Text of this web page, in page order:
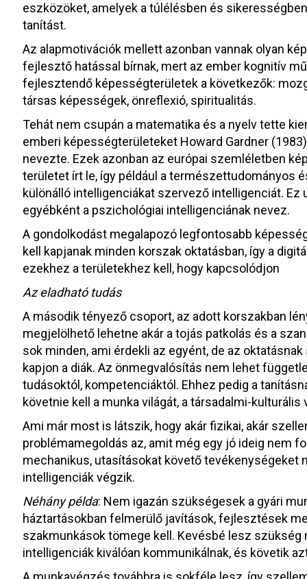
eszközöket, amelyek a túlélésben és
tanítást.
Az alapmotivációk mellett azonban vannak olyan
fejlesztő hatással bírnak, mert az ember kognitív
fejlesztendő képességterületek a következők:
társas képességek, önreflexió, spiritualitás.
Tehát nem csupán a matematika és a nyelv tette
emberi képességterületeket Howard Gardner
nevezte. Ezek azonban az európai szemléletben
területet írt le, így például a természettudományos
különálló intelligenciákat szervező intelligenciát.
egyébként a pszichológiai intelligenciának nevez.
A gondolkodást megalapozó legfontosabb
kell kapjanak minden korszak oktatásban, így a
ezekhez a területekhez kell, hogy kapcsolódjon
Az eladható tudás
A második tényező csoport, az adott korszakban
megjelölhető lehetne akár a tojás patkolás és a
sok minden, ami érdekli az egyént, de az
kapjon a diák. Az önmegvalósítás nem lehet
tudásoktól, kompetenciáktól. Ehhez pedig a
követnie kell a munka világát, a társadalmi-kulturális
Ami már most is látszik, hogy akár fizikai, akár
problémamegoldás az, amit még egy jó ideig nem
mechanikus, utasításokat követő
intelligenciák végzik.
Néhány példa: Nem igazán szükségesek a gyári
háztartásokban felmerülő javítások, fejlesztések
szakmunkások tömege kell. Kevésbé lesz
intelligenciák kiválóan kommunikálnak, és követik